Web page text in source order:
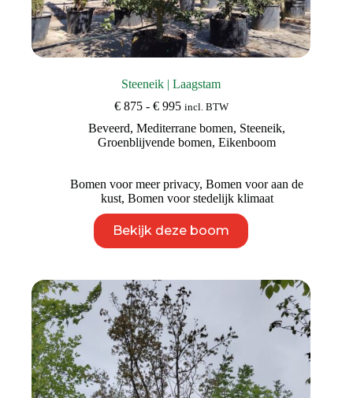
Steeneik | Laagstam
€875 - €995Prijsklasse:
tot
€ 995
incl. BTW
Beveerd,Mediterrane bomen, Steeneik,
Groenblijvende bomen,Eikenboom
Bomen voor meer privacy,Bomen voor aan de
kust, Bomen voor stedelijk klimaat
Bekijk deze boom
product
heeft
Deze
optie
kan
gekozen
worden
op
de
productpagina